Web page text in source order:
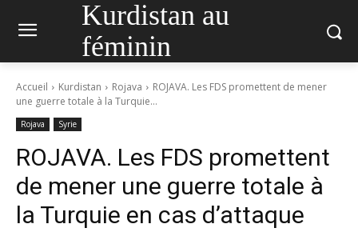
Kurdistan au
féminin
Accueil Kurdistan Rojava
ROJAVA. Les FDS promettent de mener
une guerre totale à la Turquie...
Rojava Syrie
ROJAVA. Les FDS promettent
de mener une guerre totale à
la Turquie en cas d’attaque